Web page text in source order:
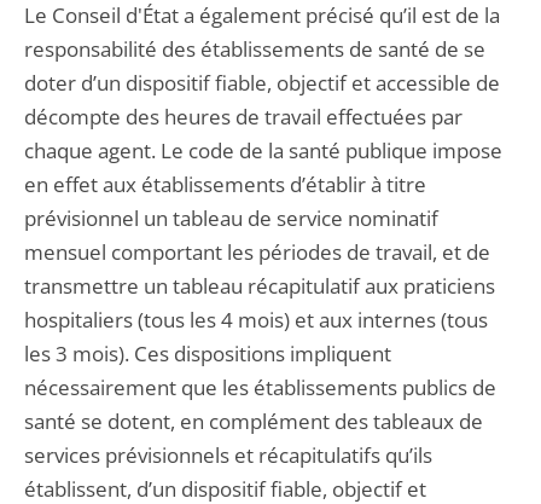
Le Conseil d'État a également précisé qu’il est de la
responsabilité des établissements de santé de se
doter d’un dispositif fiable, objectif et accessible de
décompte des heures de travail effectuées par
chaque agent. Le code de la santé publique impose
en effet aux établissements d’établir à titre
prévisionnel un tableau de service nominatif
mensuel comportant les périodes de travail, et de
transmettre un tableau récapitulatif aux praticiens
hospitaliers (tous les 4 mois) et aux internes (tous
les 3 mois). Ces dispositions impliquent
nécessairement que les établissements publics de
santé se dotent, en complément des tableaux de
services prévisionnels et récapitulatifs qu’ils
établissent, d’un dispositif fiable, objectif et